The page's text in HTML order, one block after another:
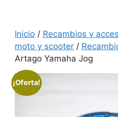
Inicio / Recambios y
moto y scooter /
Artago Yamaha Jog
¡Oferta!